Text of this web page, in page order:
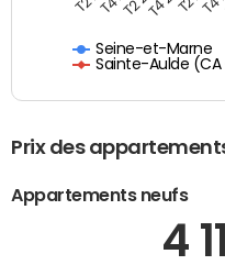
Seine-et-Marne
Sainte-Aulde (CA
Prix des
Appartements neufs
4